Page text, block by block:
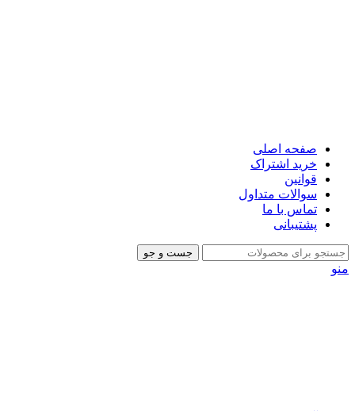
صفحه اصلی
خرید اشتراک
قوانین
سوالات متداول
تماس با ما
پشتیبانی
جست و جو
منو